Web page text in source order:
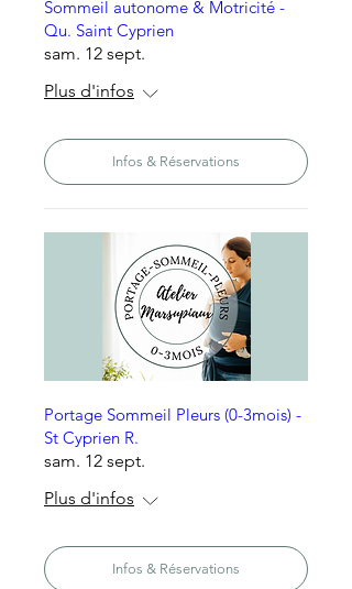
Sommeil autonome & Motricité -
Qu. Saint Cyprien
sam. 12 sept.
Plus d'infos
Infos & Réservations
Portage Sommeil Pleurs (0-3mois) -
St Cyprien R.
sam. 12 sept.
Plus d'infos
Infos & Réservations